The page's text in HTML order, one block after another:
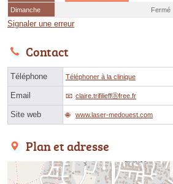
Dimanche
Fermé
Signaler une erreur
Contact
Téléphone Téléphoner à la clinique
Email claire.trifilieffⓐfree.fr
Site web www.laser-medouest.com
Plan et adresse